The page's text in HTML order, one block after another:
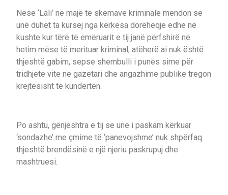
Nëse ‘Lali’ në majë të skemave kriminale mendon se
unë duhet ta kursej nga kërkesa dorëheqje edhe në
kushte kur tërë të emëruarit e tij janë përfshirë në
hetim mëse të merituar kriminal, atëherë ai nuk është
thjeshtë gabim, sepse shembulli i punës sime për
tridhjetë vite në gazetari dhe angazhime publike tregon
krejtësisht të kundërtën.
Po ashtu, gënjeshtra e tij se unë i paskam kërkuar
‘sondazhe’ me çmime të ‘panevojshme’ nuk shpërfaq
thjeshtë brendësinë e një njeriu paskrupuj dhe
mashtruesi.